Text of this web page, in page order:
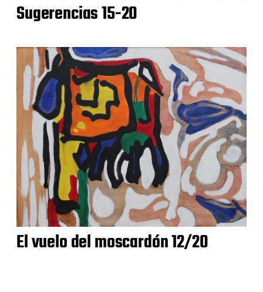
Sugerencias 15-20
El vuelo del moscardón 12/20